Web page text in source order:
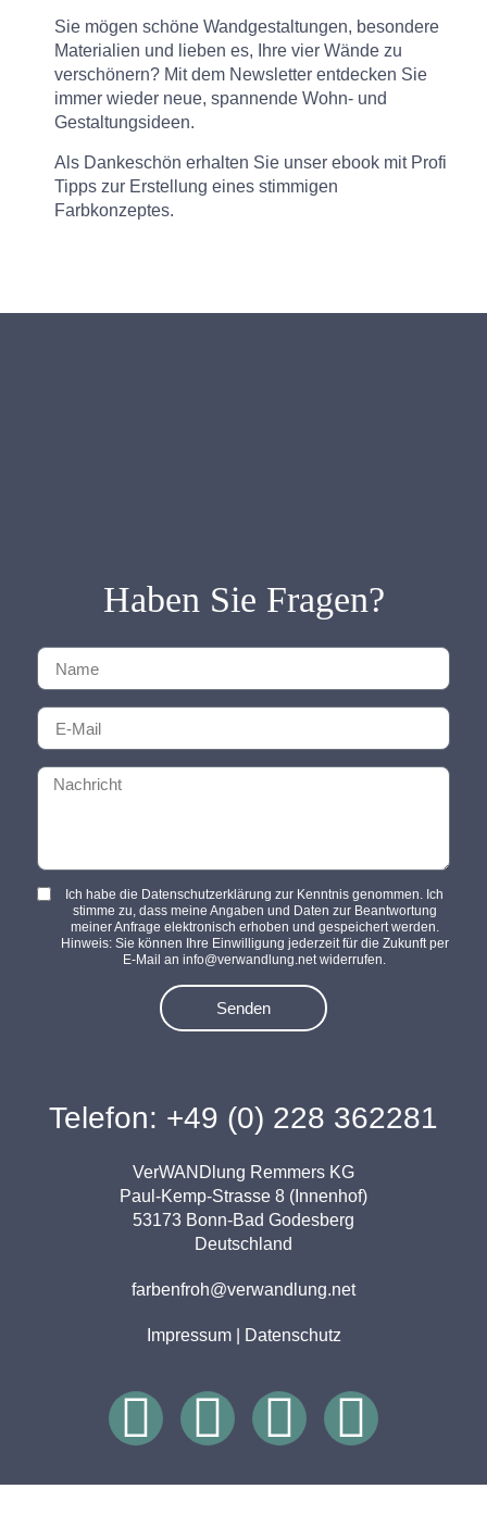
Sie mögen schöne Wandgestaltungen, besondere
Materialien und lieben es, Ihre vier Wände zu
verschönern? Mit dem Newsletter entdecken Sie
immer wieder neue, spannende Wohn- und
Gestaltungsideen.
Als Dankeschön erhalten Sie unser ebook mit Profi
Tipps zur Erstellung eines stimmigen
Farbkonzeptes.
Haben Sie Fragen?
Ich habe die Datenschutzerklärung zur Kenntnis genommen. Ich
stimme zu, dass meine Angaben und Daten zur Beantwortung
meiner Anfrage elektronisch erhoben und gespeichert werden.
Hinweis: Sie können Ihre Einwilligung jederzeit für die Zukunft per
E-Mail an info@verwandlung.net widerrufen.
Senden
Telefon: +49 (0) 228 362281
VerWANDlung Remmers KG
Paul-Kemp-Strasse 8 (Innenhof)
53173 Bonn-Bad Godesberg
Deutschland
farbenfroh@verwandlung.net
Impressum| Datenschutz